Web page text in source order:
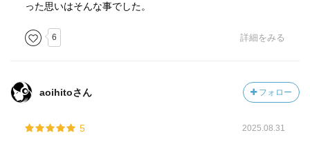
った思いはそんな事でした。
6 詳細をみる
aoihitoさん フォロー
5 2025.08.31